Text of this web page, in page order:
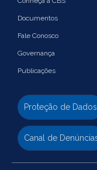
Documentos
Fale Conosco
Governança
Publicações
Proteção de Dados
Canal de